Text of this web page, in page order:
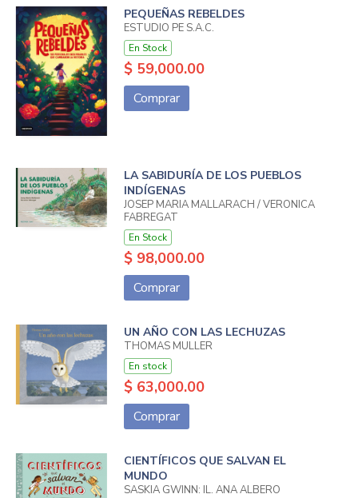
PEQUEÑAS REBELDES
ESTUDIO PE S.A.C.
En Stock
$ 59,000.00
Comprar
LA SABIDURÍA DE LOS PUEBLOS
INDÍGENAS
JOSEP MARIA MALLARACH / VERONICA
FABREGAT
En Stock
$ 98,000.00
Comprar
UN AÑO CON LAS LECHUZAS
THOMAS MULLER
En stock
$ 63,000.00
Comprar
CIENTÍFICOS QUE SALVAN EL
MUNDO
SASKIA GWINN: IL. ANA ALBERO